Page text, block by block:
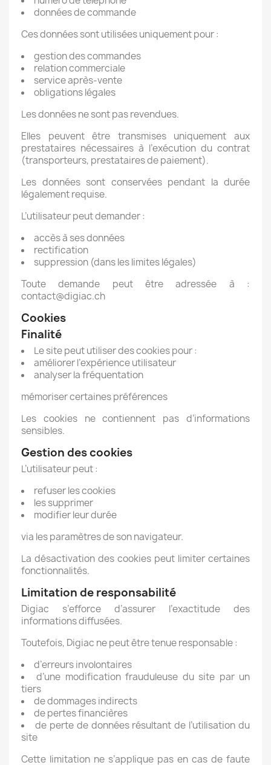
données de commande
Ces données sont utilisées uniquement pour :
gestion des commandes
relation commerciale
service après-vente
obligations légales
Les données ne sont pas revendues.
Elles peuvent être transmises uniquement aux
prestataires nécessaires à l’exécution du contrat
(transporteurs, prestataires de paiement).
Les données sont conservées pendant la durée
légalement requise.
L’utilisateur peut demander :
accès à ses données
rectification
suppression (dans les limites légales)
Toute demande peut être adressée à :
contact@digiac.ch
Cookies
Finalité
Le site peut utiliser des cookies pour :
améliorer l’expérience utilisateur
analyser la fréquentation
mémoriser certaines préférences
Les cookies ne contiennent pas d’informations
sensibles.
Gestion des cookies
L’utilisateur peut :
refuser les cookies
les supprimer
modifier leur durée
via les paramètres de son navigateur.
La désactivation des cookies peut limiter certaines
fonctionnalités.
Limitation de responsabilité
Digiac s’efforce d’assurer l’exactitude des
informations diffusées.
Toutefois, Digiac ne peut être tenue responsable :
d’erreurs involontaires
d’une modification frauduleuse du site par un
tiers
de dommages indirects
de pertes financières
de perte de données résultant de l’utilisation du
site
Cette limitation ne s’applique pas en cas de faute